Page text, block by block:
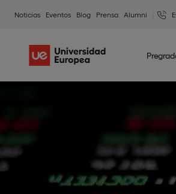
Noticias Eventos Blog Prensa Alumni